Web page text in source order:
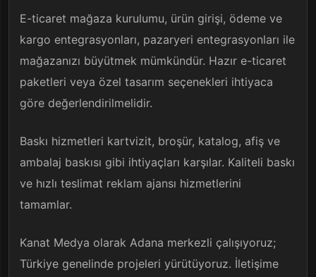
E-ticaret mağaza kurulumu, ürün girişi, ödeme ve
kargo entegrasyonları, pazaryeri entegrasyonları ile
mağazanızı büyütmek mümkündür. Hazır e-ticaret
paketleri veya özel tasarım seçenekleri ihtiyaca
göre değerlendirilmelidir.
Baskı hizmetleri kartvizit, broşür, katalog, afiş ve
ambalaj baskısı gibi ihtiyaçları karşılar. Kaliteli baskı
ve hızlı teslimat reklam ajansı hizmetlerini
tamamlar.
Kanat Medya olarak Adana merkezli çalışıyoruz;
Türkiye genelinde projeleri yürütüyoruz. İletişime